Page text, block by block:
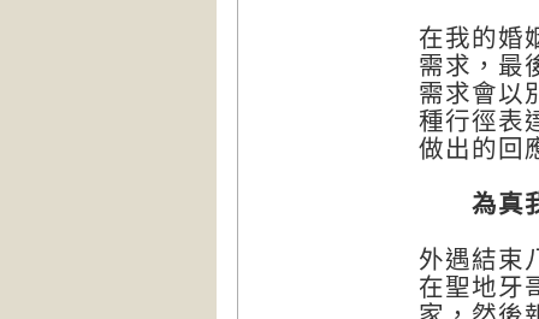
在我的婚
需求，最
需求會以
種行徑表
做出的回
為真我
外遇結束
在聖地牙